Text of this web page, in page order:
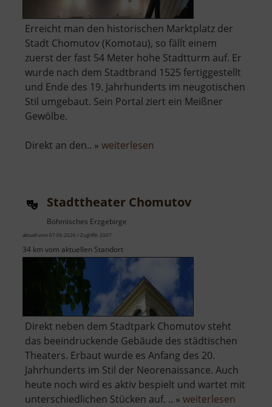
Erreicht man den historischen Marktplatz der
Stadt Chomutov (Komotau), so fällt einem
zuerst der fast 54 Meter hohe Stadtturm auf. Er
wurde nach dem Stadtbrand 1525 fertiggestellt
und Ende des 19. Jahrhunderts im neugotischen
Stil umgebaut. Sein Portal ziert ein Meißner
Gewölbe.
Direkt an den.. » weiterlesen
kostel
Stadttheater Chomutov
Böhmisches Erzgebirge
aktuell vom 07.06.2026 / Zugriffe: 2007
34 km vom aktuellen Standort
Direkt neben dem Stadtpark Chomutov steht
das beeindruckende Gebäude des städtischen
Theaters. Erbaut wurde es Anfang des 20.
Jahrhunderts im Stil der Neorenaissance. Auch
heute noch wird es aktiv bespielt und wartet mit
unterschiedlichen Stücken auf. .. » weiterlesen